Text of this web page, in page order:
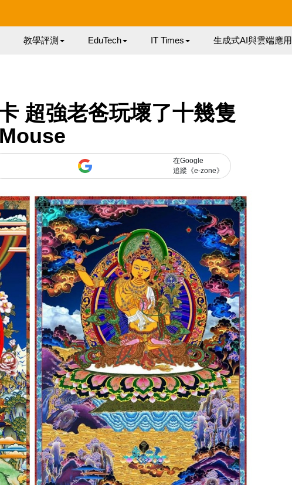
教學評測 EduTech IT Times 生成式AI與雲端應用
超強老爸玩壞了十幾隻
Mouse
在Google
追蹤《e-zone》